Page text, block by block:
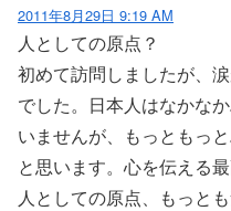
2011年8月29日 9:19 AM
人としての原点？
初めて訪問しましたが、
でした。日本人はなかな
いませんが、もっともっ
と思います。心を伝える
人としての原点、もっと